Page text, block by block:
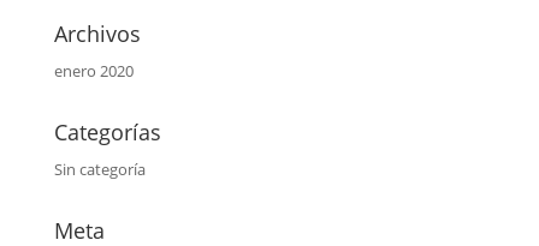
Archivos
enero 2020
Categorías
Sin categoría
Meta